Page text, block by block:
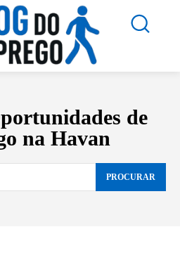
de
na Havan
PROCURAR